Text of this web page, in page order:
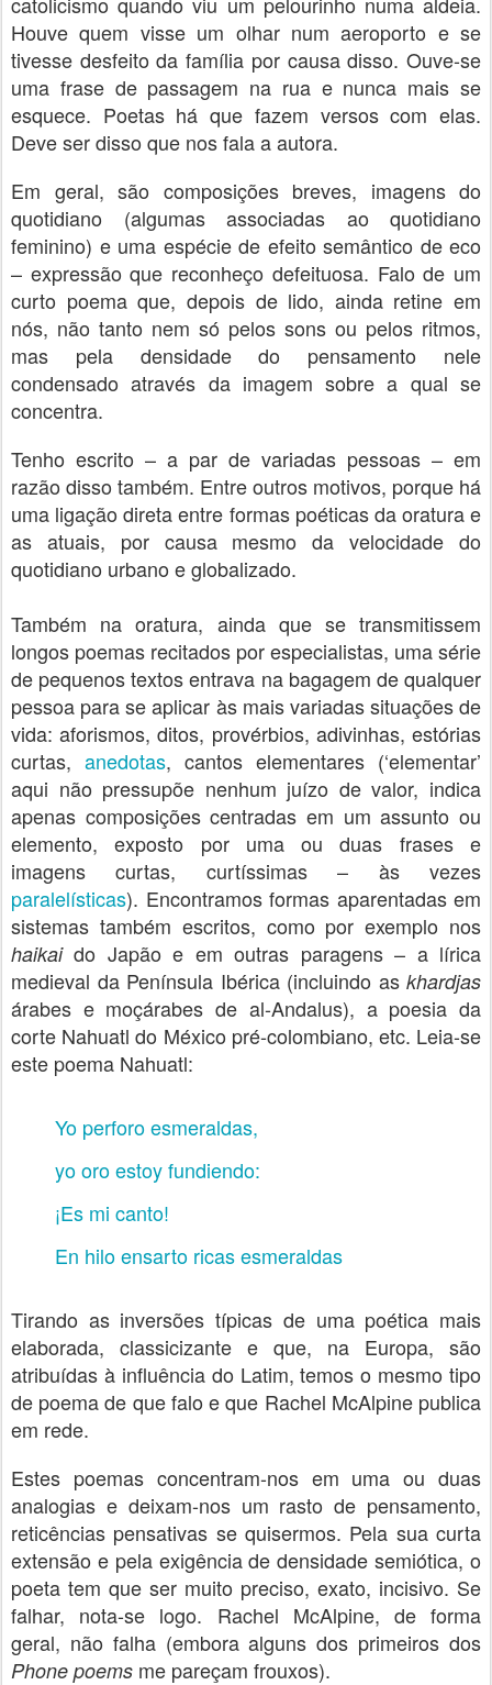
Houve quem visse um olhar num aeroporto e se
tivesse desfeito da família por causa disso. Ouve-se
uma frase de passagem na rua e nunca mais se
esquece. Poetas há que fazem versos com elas.
Deve ser disso que nos fala a autora.
Em geral, são composições breves, imagens do
quotidiano (algumas associadas ao quotidiano
feminino) e uma espécie de efeito semântico de eco
– expressão que reconheço defeituosa. Falo de um
curto poema que, depois de lido, ainda retine em
nós, não tanto nem só pelos sons ou pelos ritmos,
mas pela densidade do pensamento nele
condensado através da imagem sobre a qual se
concentra.
Tenho escrito – a par de variadas pessoas – em
razão disso também. Entre outros motivos, porque há
uma ligação direta entre formas poéticas da oratura e
as atuais, por causa mesmo da velocidade do
quotidiano urbano e globalizado.
Também na oratura, ainda que se transmitissem
longos poemas recitados por especialistas, uma série
de pequenos textos entrava na bagagem de qualquer
pessoa para se aplicar às mais variadas situações de
vida: aforismos, ditos, provérbios, adivinhas, estórias
curtas, anedotas, cantos elementares (‘elementar’
aqui não pressupõe nenhum juízo de valor, indica
apenas composições centradas em um assunto ou
elemento, exposto por uma ou duas frases e
imagens curtas, curtíssimas – às vezes
paralelísticas). Encontramos formas aparentadas em
sistemas também escritos, como por exemplo nos
haikaido Japão e em outras paragens – a lírica
medieval da Península Ibérica (incluindo as khardjas
árabes e moçárabes de al-Andalus), a poesia da
corte Nahuatl do México pré-colombiano, etc. Leia-se
este poema Nahuatl:
Yo perforo esmeraldas,
yo oro estoy fundiendo:
¡Es mi canto!
En hilo ensarto ricas esmeraldas
Tirando as inversões típicas de uma poética mais
elaborada, classicizante e que, na Europa, são
atribuídas à influência do Latim, temos o mesmo tipo
de poema de que falo e que Rachel McAlpine publica
em rede.
Estes poemas concentram-nos em uma ou duas
analogias e deixam-nos um rasto de pensamento,
reticências pensativas se quisermos. Pela sua curta
extensão e pela exigência de densidade semiótica, o
poeta tem que ser muito preciso, exato, incisivo. Se
falhar, nota-se logo. Rachel McAlpine, de forma
geral, não falha (embora alguns dos primeiros dos
Phone poems me pareçam frouxos).